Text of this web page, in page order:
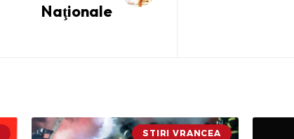
Naţionale
STIRI VRANCEA